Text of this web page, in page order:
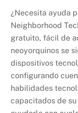
¿Necesita ayuda
Neighborhood
gratuito, fácil de
neoyorquinos se
dispositivos
configurando
habilidades
capacitados de